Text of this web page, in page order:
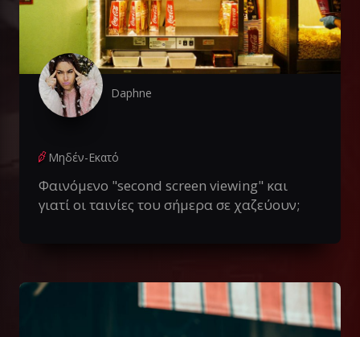
Daphne
Μηδέν-Εκατό
Φαινόμενο "second screen viewing" και
γιατί οι ταινίες του σήμερα σε χαζεύουν;